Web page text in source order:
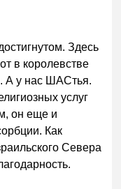
Здесь
в королевстве
А у нас ШАСтья.
услуг
он еще и
Как
Севера